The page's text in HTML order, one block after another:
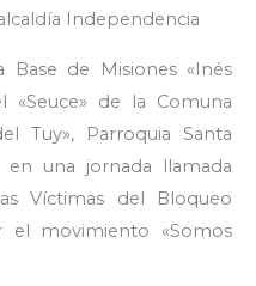
Independencia
Base de Misiones «Inés
de la Comuna
Tuy», Parroquia Santa
en una jornada llamada
Víctimas del Bloqueo
el movimiento «Somos